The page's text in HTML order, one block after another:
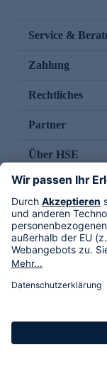
Service &
Zahlung
Rechtliches
Partner
Über HSE
Im TV
HSE